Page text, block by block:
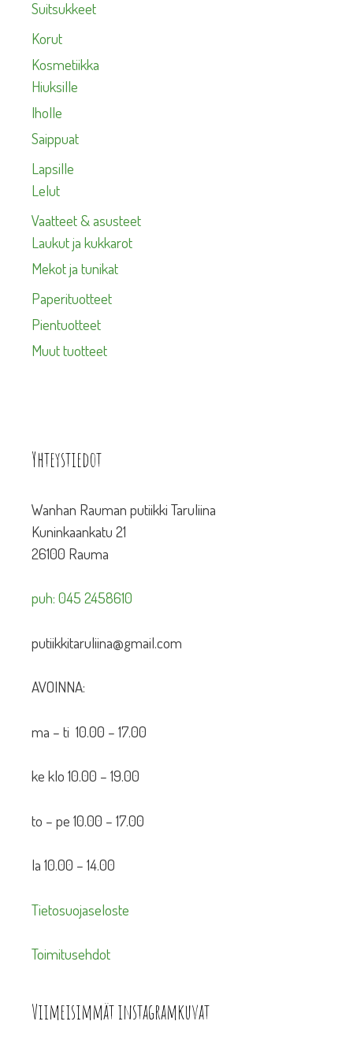
Suitsukkeet
Korut
Kosmetiikka
Hiuksille
Iholle
Saippuat
Lapsille
Lelut
Vaatteet & asusteet
Laukut ja kukkarot
Mekot ja tunikat
Paperituotteet
Pientuotteet
Muut tuotteet
Yhteystiedot
Wanhan Rauman putiikki Taruliina
Kuninkaankatu 21
26100 Rauma
puh: 045 2458610
putiikkitaruliina@gmail.com
AVOINNA:
ma – ti 10.00 – 17.00
ke klo 10.00 – 19.00
to – pe 10.00 – 17.00
la 10.00 – 14.00
Tietosuojaseloste
Toimitusehdot
Viimeisimmät instagramkuvat